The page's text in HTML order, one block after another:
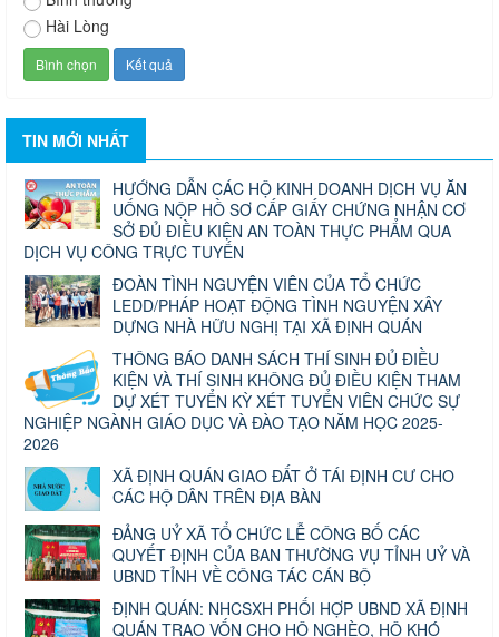
Hài Lòng
TIN MỚI NHẤT
HƯỚNG DẪN CÁC HỘ KINH DOANH DỊCH VỤ ĂN
UỐNG NỘP HỒ SƠ CẤP GIẤY CHỨNG NHẬN CƠ
SỞ ĐỦ ĐIỀU KIỆN AN TOÀN THỰC PHẨM QUA
DỊCH VỤ CÔNG TRỰC TUYẾN
ĐOÀN TÌNH NGUYỆN VIÊN CỦA TỔ CHỨC
LEDD/PHÁP HOẠT ĐỘNG TÌNH NGUYỆN XÂY
DỰNG NHÀ HỮU NGHỊ TẠI XÃ ĐỊNH QUÁN
THÔNG BÁO DANH SÁCH THÍ SINH ĐỦ ĐIỀU
KIỆN VÀ THÍ SINH KHÔNG ĐỦ ĐIỀU KIỆN THAM
DỰ XÉT TUYỂN KỲ XÉT TUYỂN VIÊN CHỨC SỰ
NGHIỆP NGÀNH GIÁO DỤC VÀ ĐÀO TẠO NĂM HỌC 2025-
2026
XÃ ĐỊNH QUÁN GIAO ĐẤT Ở TÁI ĐỊNH CƯ CHO
CÁC HỘ DÂN TRÊN ĐỊA BÀN
ĐẢNG UỶ XÃ TỔ CHỨC LỄ CÔNG BỐ CÁC
QUYẾT ĐỊNH CỦA BAN THƯỜNG VỤ TỈNH UỶ VÀ
UBND TỈNH VỀ CÔNG TÁC CÁN BỘ
ĐỊNH QUÁN: NHCSXH PHỐI HỢP UBND XÃ ĐỊNH
QUÁN TRAO VỐN CHO HỘ NGHÈO, HỘ KHÓ